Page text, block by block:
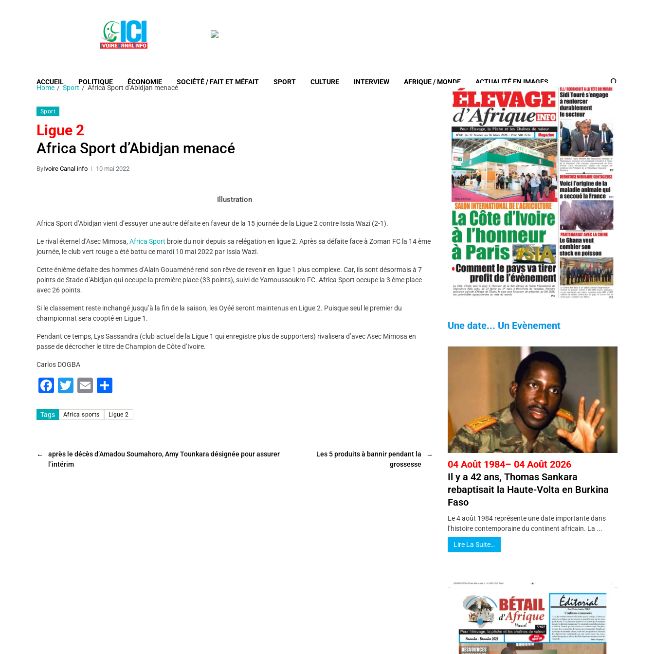
ACCUEIL POLITIQUE ÉCONOMIE SOCIÉTÉ / FAIT ET MÉFAIT SPORT CULTURE INTERVIEW AFRIQUE / MONDE ACTUALITÉ EN IMAGES
Home Sport Africa Sport d’Abidjan menacé
Sport
Ligue 2
Africa Sport d’Abidjan menacé
ByIvoire Canal info 10 mai 2022
Illustration
Africa Sport d’Abidjan vient d’essuyer une autre défaite en faveur de la 15 journée de la Ligue 2 contre Issia Wazi (2-1).
Le rival éternel d’Asec Mimosa, Africa Sport broie du noir depuis sa relégation en ligue 2. Après sa défaite face à Zoman FC la 14 ème
journée, le club vert rouge a été battu ce mardi 10 mai 2022 par Issia Wazi.
Cette énième défaite des hommes d’Alain Gouaméné rend son rêve de revenir en ligue 1 plus complexe. Car, ils sont désormais à 7
points de Stade d’Abidjan qui occupe la première place (33 points), suivi de Yamoussoukro FC. Africa Sport occupe la 3 ème place
avec 26 points.
Si le classement reste inchangé jusqu’à la fin de la saison, les Oyéé seront maintenus en Ligue 2. Puisque seul le premier du
championnat sera coopté en Ligue 1.
Pendant ce temps, Lys Sassandra (club actuel de la Ligue 1 qui enregistre plus de supporters) rivalisera d’avec Asec Mimosa en
passe de décrocher le titre de Champion de Côte d’Ivoire.
Carlos DOGBA
F
c
b
o
T
tt
E
ai ta
er
Tags Africa sports Ligue 2
←
après le décès d’Amadou Soumahoro, Amy Tounkara désignée pour assurer
l’intérim
→
Les 5 produits à bannir pendant la
grossesse
Une date... Un Evènement
04 Août 1984– 04 Août 2026
Il y a 42 ans, Thomas Sankara
rebaptisait la Haute-Volta en Burkina
Faso
Le 4 août 1984 représente une date importante dans
l’histoire contemporaine du continent africain. La ...
Lire La Suite…